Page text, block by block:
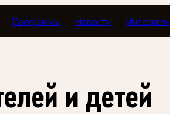
Программы Новости
вопрос
и детей